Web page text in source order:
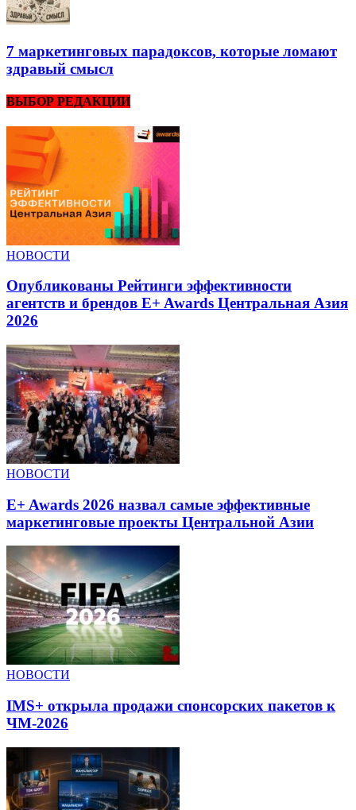
7 маркетинговых парадоксов, которые ломают
здравый смысл
ВЫБОР РЕДАКЦИИ
НОВОСТИ
Опубликованы Рейтинги эффективности
агентств и брендов E+ Awards Центральная Азия
2026
НОВОСТИ
E+ Awards 2026 назвал самые эффективные
маркетинговые проекты Центральной Азии
НОВОСТИ
IMS+ открыла продажи спонсорских пакетов к
ЧМ-2026